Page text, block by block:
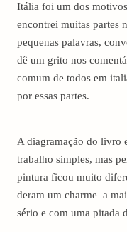
Itália foi um dos
encontrei muitas partes
pequenas palavras,
dê um grito nos
comum de todos em
por essas partes.
A diagramação do livro
trabalho simples, mas
pintura ficou muito
deram um charme a
sério e com uma pitada